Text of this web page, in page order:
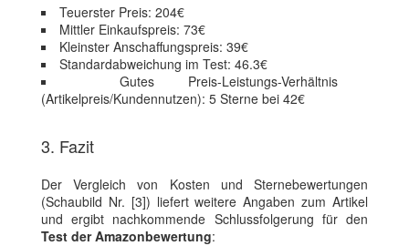
Teuerster Preis: 204€
Mittler Einkaufspreis: 73€
Kleinster Anschaffungspreis: 39€
Standardabweichung im Test: 46.3€
Gutes Preis-Leistungs-Verhältnis
(Artikelpreis/Kundennutzen): 5 Sterne bei 42€
3. Fazit
Der Vergleich von Kosten und Sternebewertungen
(Schaubild Nr. [3]) liefert weitere Angaben zum Artikel
und ergibt nachkommende Schlussfolgerung für den
Test der Amazonbewertung: